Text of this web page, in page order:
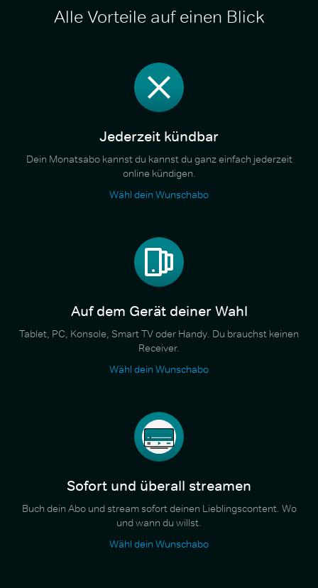
Alle Vorteile auf einen Blick
Jederzeit kündbar
Dein Monatsabo kannst du kannst du ganz einfach jederzeit
online kündigen.
Wähl dein Wunschabo
Auf dem Gerät deiner Wahl
Tablet, PC, Konsole, Smart TV oder Handy. Du brauchst keinen
Receiver.
Wähl dein Wunschabo
Sofort und überall streamen
Buch dein Abo und stream sofort deinen Lieblingscontent. Wo
und wann du willst.
Wähl dein Wunschabo